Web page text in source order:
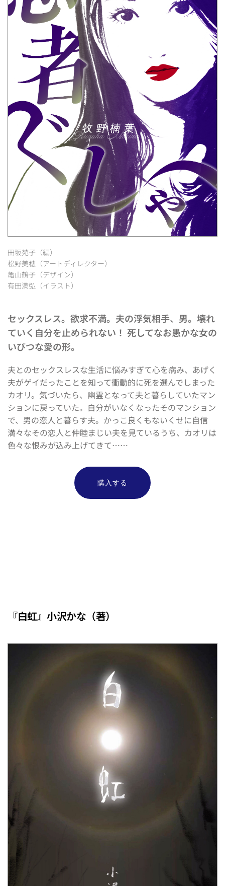
田坂苑子（編）
松野美穂（アートディレクター）
亀山鶴子（デザイン）
有田満弘（イラスト）
セックスレス。欲求不満。夫の浮気相手、男。壊れ
ていく自分を止められない！ 死してなお愚かな女の
いびつな愛の形。
夫とのセックスレスな生活に悩みすぎて心を病み、あげく
夫がゲイだったことを知って衝動的に死を選んでしまった
カオリ。気づいたら、幽霊となって夫と暮らしていたマン
ションに戻っていた。自分がいなくなったそのマンション
で、男の恋人と暮らす夫。かっこ良くもないくせに自信
満々なその恋人と仲睦まじい夫を見ているうち、カオリは
色々な恨みが込み上げてきて……
購入する
『白虹』小沢かな（著）